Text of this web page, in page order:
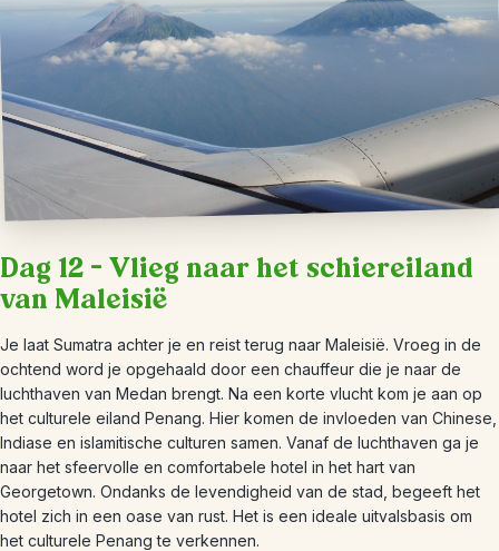
Dag 12 – Vlieg naar het schiereiland
van Maleisië
Je laat Sumatra achter je en reist terug naar Maleisië. Vroeg in de
ochtend word je opgehaald door een chauffeur die je naar de
luchthaven van Medan brengt. Na een korte vlucht kom je aan op
het culturele eiland Penang. Hier komen de invloeden van Chinese,
Indiase en islamitische culturen samen. Vanaf de luchthaven ga je
naar het sfeervolle en comfortabele hotel in het hart van
Georgetown. Ondanks de levendigheid van de stad, begeeft het
hotel zich in een oase van rust. Het is een ideale uitvalsbasis om
het culturele Penang te verkennen.